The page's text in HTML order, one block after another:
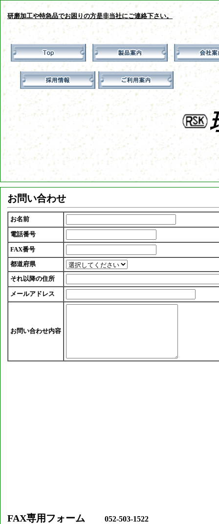
研磨加工や特急品でお困りの方是非当社にご連絡下さい。
お問い合わせ
お名前
電話番号
FAX番号
都道府県
それ以降の住所
メールアドレス
お問い合わせ内容
FAX専用フォーム 052-503-1522